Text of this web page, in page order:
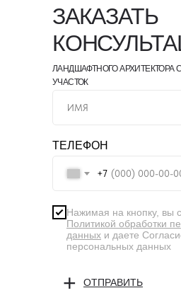
ЛАНДШАФТНОГО АРХИТЕКТОРА
УЧАСТОК
ЗАКАЗАТЬ
ТЕЛЕФОН
+7
Нажимая на кнопку, вы
Политикой обработки
данных и даете
персональных данных
SUBMIT
ОТПРАВИТЬ
+